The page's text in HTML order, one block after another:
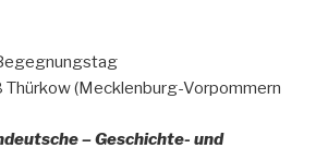
Thürkow (Mecklenburg-Vorpommern
– Geschichte- und